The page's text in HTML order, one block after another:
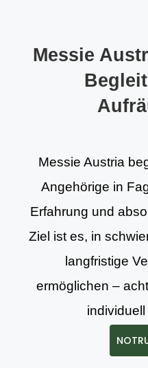
Messie
Messie Austria
Angehörige in
Erfahrung und
Ziel ist es, in
langfristige
ermöglichen –